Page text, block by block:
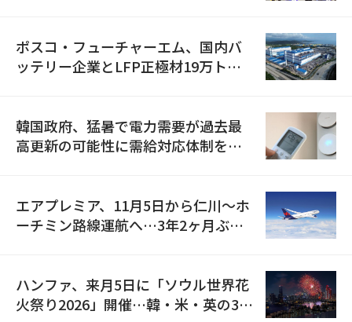
ポスコ・フューチャーエム、国内バ
ッテリー企業とLFP正極材19万トン
韓国政府、猛暑で電力需要が過去最
高更新の可能性に需給対応体制を点
エアプレミア、11月5日から仁川〜ホ
ーチミン路線運航へ…3年2ヶ月ぶり
ハンファ、来月5日に「ソウル世界花
火祭り2026」開催…韓・米・英の3カ